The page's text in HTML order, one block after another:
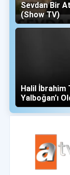
Sevdan Bir
(Show TV)
Halil İbrahim
Yalboğan'ı